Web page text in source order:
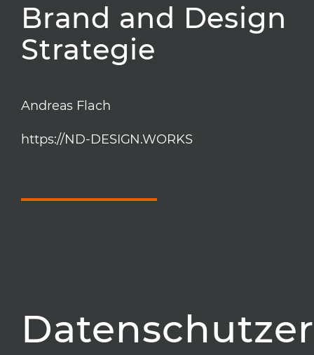
Brand and Design
Strategie
Andreas Flach
https://ND-DESIGN.WORKS